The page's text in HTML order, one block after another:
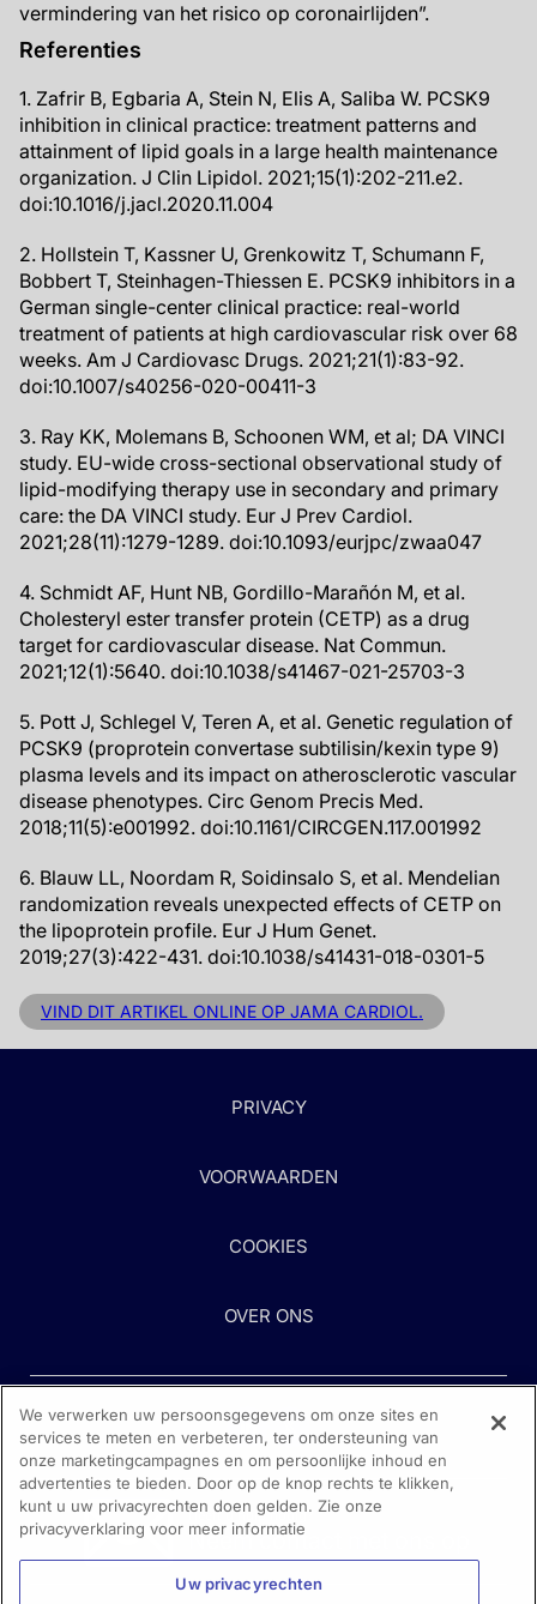
vermindering van het risico op coronairlijden”.
Referenties
1. Zafrir B, Egbaria A, Stein N, Elis A, Saliba W. PCSK9
inhibition in clinical practice: treatment patterns and
attainment of lipid goals in a large health maintenance
organization. J Clin Lipidol. 2021;15(1):202-211.e2.
doi:10.1016/j.jacl.2020.11.004
2. Hollstein T, Kassner U, Grenkowitz T, Schumann F,
Bobbert T, Steinhagen-Thiessen E. PCSK9 inhibitors in a
German single-center clinical practice: real-world
treatment of patients at high cardiovascular risk over 68
weeks. Am J Cardiovasc Drugs. 2021;21(1):83-92.
doi:10.1007/s40256-020-00411-3
3. Ray KK, Molemans B, Schoonen WM, et al; DA VINCI
study. EU-wide cross-sectional observational study of
lipid-modifying therapy use in secondary and primary
care: the DA VINCI study. Eur J Prev Cardiol.
2021;28(11):1279-1289. doi:10.1093/eurjpc/zwaa047
4. Schmidt AF, Hunt NB, Gordillo-Marañón M, et al.
Cholesteryl ester transfer protein (CETP) as a drug
target for cardiovascular disease. Nat Commun.
2021;12(1):5640. doi:10.1038/s41467-021-25703-3
5. Pott J, Schlegel V, Teren A, et al. Genetic regulation of
PCSK9 (proprotein convertase subtilisin/kexin type 9)
plasma levels and its impact on atherosclerotic vascular
disease phenotypes. Circ Genom Precis Med.
2018;11(5):e001992. doi:10.1161/CIRCGEN.117.001992
6. Blauw LL, Noordam R, Soidinsalo S, et al. Mendelian
randomization reveals unexpected effects of CETP on
the lipoprotein profile. Eur J Hum Genet.
2019;27(3):422-431. doi:10.1038/s41431-018-0301-5
VIND DIT ARTIKEL ONLINE OP JAMA CARDIOL.
PRIVACY
VOORWAARDEN
COOKIES
OVER ONS
Heeft u hulp nodig?
Neem contact met ons op
We verwerken uw persoonsgegevens om onze sites en
services te meten en verbeteren, ter ondersteuning van
onze marketingcampagnes en om persoonlijke inhoud en
advertenties te bieden. Door op de knop rechts te klikken,
kunt u uw privacyrechten doen gelden. Zie onze
privacyverklaring voor meer informatie
Uw privacyrechten